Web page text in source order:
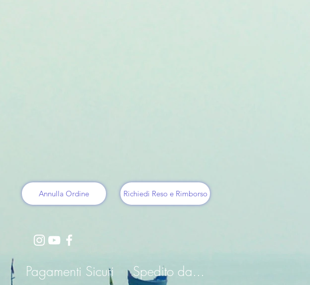
Annulla Ordine Richiedi Reso e Rimborso
Pagamenti Sicuri Spedito da...